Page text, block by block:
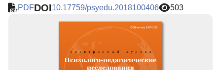
PDFDOI10.17759/psyedu.2018100406 503